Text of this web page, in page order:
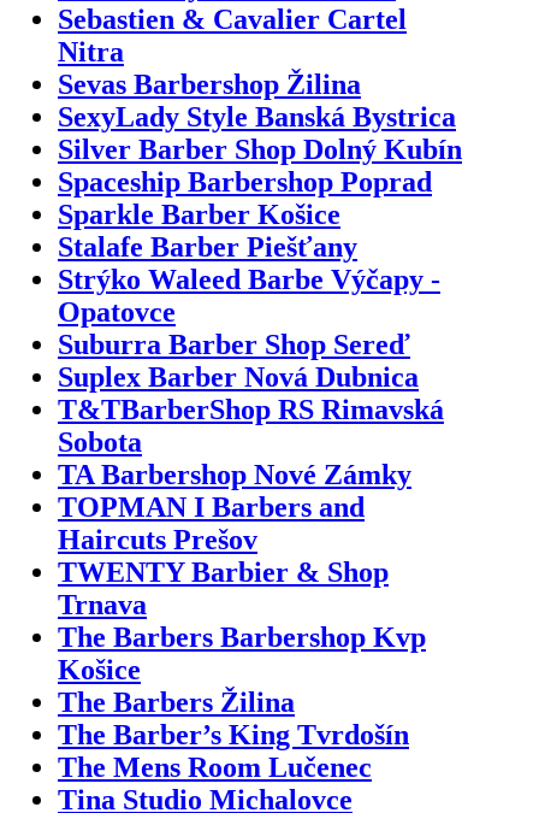
Sebastien & Cavalier Cartel
Nitra
Sevas Barbershop Žilina
SexyLady Style Banská Bystrica
Silver Barber Shop Dolný Kubín
Spaceship Barbershop Poprad
Sparkle Barber Košice
Stalafe Barber Piešťany
Strýko Waleed Barbe Výčapy -
Opatovce
Suburra Barber Shop Sereď
Suplex Barber Nová Dubnica
T&TBarberShop RS Rimavská
Sobota
TA Barbershop Nové Zámky
TOPMAN I Barbers and
Haircuts Prešov
TWENTY Barbier & Shop
Trnava
The Barbers Barbershop Kvp
Košice
The Barbers Žilina
The Barber’s King Tvrdošín
The Mens Room Lučenec
Tina Studio Michalovce